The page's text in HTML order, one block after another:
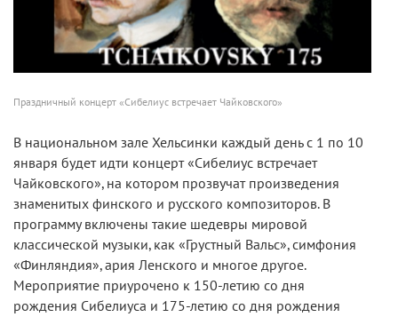
Праздничный концерт «Сибелиус встречает Чайковского»
В национальном зале Хельсинки каждый день с 1 по 10
января будет идти концерт «Сибелиус встречает
Чайковского», на котором прозвучат произведения
знаменитых финского и русского композиторов. В
программу включены такие шедевры мировой
классической музыки, как «Грустный Вальс», симфония
«Финляндия», ария Ленского и многое другое.
Мероприятие приурочено к 150-летию со дня
рождения Сибелиуса и 175-летию со дня рождения